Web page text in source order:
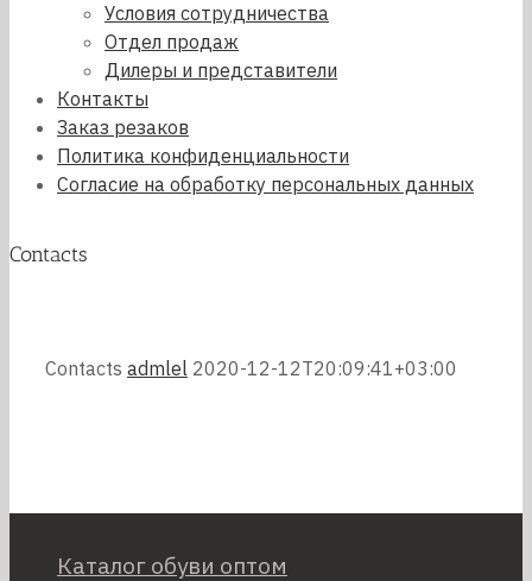
Условия сотрудничества
Отдел продаж
Дилеры и представители
Контакты
Заказ резаков
Политика конфиденциальности
Согласие на обработку персональных данных
Contacts
Contacts admlel 2020-12-12T20:09:41+03:00
Каталог обуви оптом